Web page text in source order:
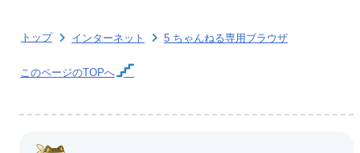
トップ インターネット 5 ちゃんねる専用ブラウザ
このページのTOPへ